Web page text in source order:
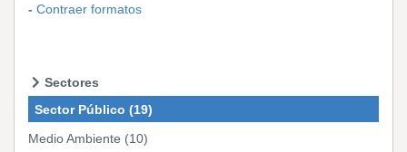
Contraer formatos
Sectores
Sector Público (19)
Medio Ambiente (10)